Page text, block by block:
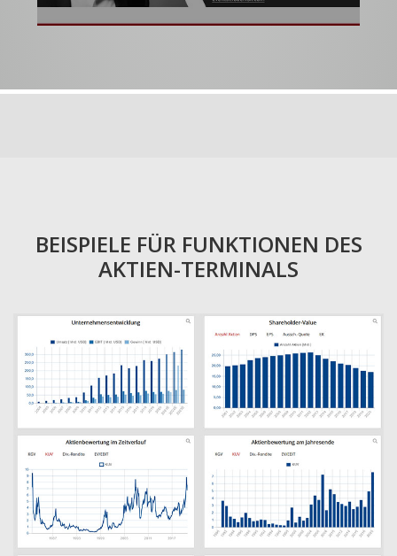
BEISPIELE FÜR FUNKTIONEN DES
AKTIEN-TERMINALS